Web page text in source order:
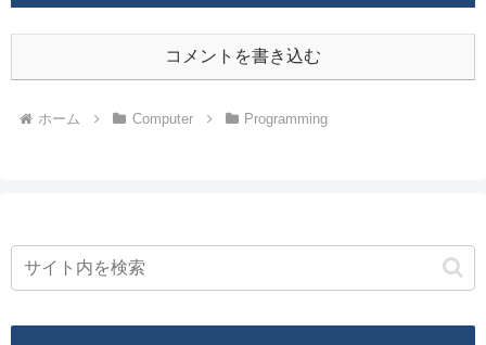
コメントを書き込む
ホーム Computer Programming